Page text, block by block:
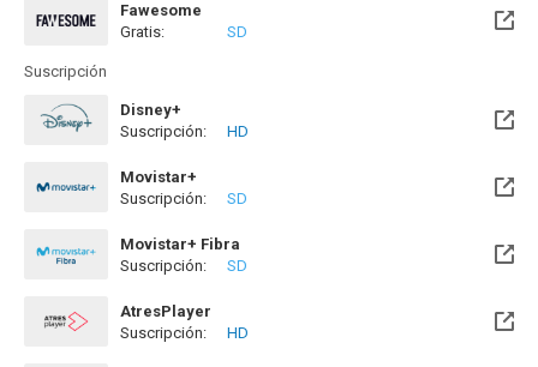
Fawesome
Gratis:
SD
Suscripción
Disney+
Suscripción:
HD
Movistar+
Disponible hasta el Lun, 10 Ago 2026 (Quedan 2 días)
Suscripción: SD
Movistar+ Fibra
Disponible hasta el Lun, 10 Ago 2026 (Quedan 2 días)
Suscripción: SD
AtresPlayer
Suscripción:
HD